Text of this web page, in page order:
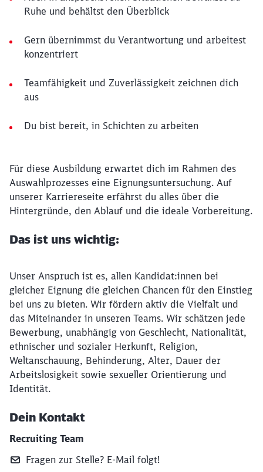
Ruhe und behältst den Überblick
Gern übernimmst du Verantwortung und arbeitest
konzentriert
Teamfähigkeit und Zuverlässigkeit zeichnen dich
aus
Du bist bereit, in Schichten zu arbeiten
Für diese Ausbildung erwartet dich im Rahmen des
Auswahlprozesses eine Eignungsuntersuchung. Auf
unserer Karriereseite erfährst du alles über die
Hintergründe, den Ablauf und die ideale Vorbereitung.
Das ist uns wichtig:
Unser Anspruch ist es, allen Kandidat:innen bei
gleicher Eignung die gleichen Chancen für den Einstieg
bei uns zu bieten. Wir fördern aktiv die Vielfalt und
das Miteinander in unseren Teams. Wir schätzen jede
Bewerbung, unabhängig von Geschlecht, Nationalität,
ethnischer und sozialer Herkunft, Religion,
Weltanschauung, Behinderung, Alter, Dauer der
Arbeitslosigkeit sowie sexueller Orientierung und
Identität.
Dein Kontakt
Recruiting Team
Fragen zur Stelle? E‑Mail folgt!